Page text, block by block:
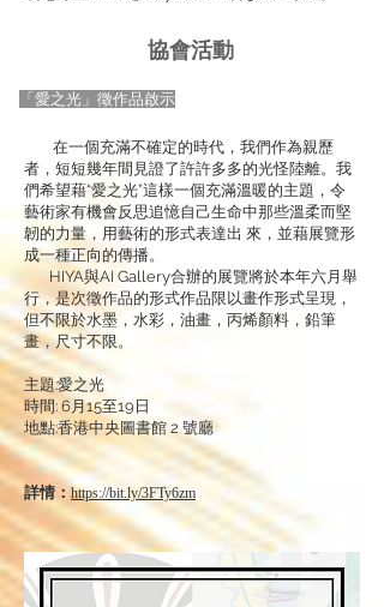
協會活動
「愛之光」徵作品啟示
在一個充滿不確定的時代，我們作為親歷
者，短短幾年間見證了許許多多的光怪陸離。我
們希望藉“愛之光”這樣一個充滿溫暖的主題，令
藝術家有機會反思追憶自己生命中那些溫柔而堅
韌的力量，用藝術的形式表達出 來，並藉展覽形
成一種正向的傳播。
HIYA與AI Gallery合辦的展覽將於本年六月舉
行，是次徵作品的形式作品限以畫作形式呈現，
但不限於水墨，水彩，油畫，丙烯顏料，鉛筆
畫，尺寸不限。
主題:愛之光
時間: 6月15至19日
地點:香港中央圖書館 2 號廳
詳情：https://bit.ly/3FTy6zm